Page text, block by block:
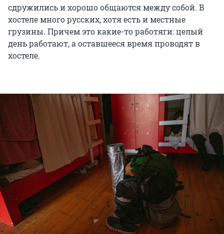
сдружились и хорошо общаются между собой. В
хостеле много русских, хотя есть и местные
грузины. Причем это какие-то работяги: целый
день работают, а оставшееся время проводят в
хостеле.